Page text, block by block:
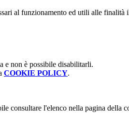
al funzionamento ed utili alle finalità
e non è possibile disabilitarli.
COOKIE POLICY.
consultare l'elenco nella pagina della